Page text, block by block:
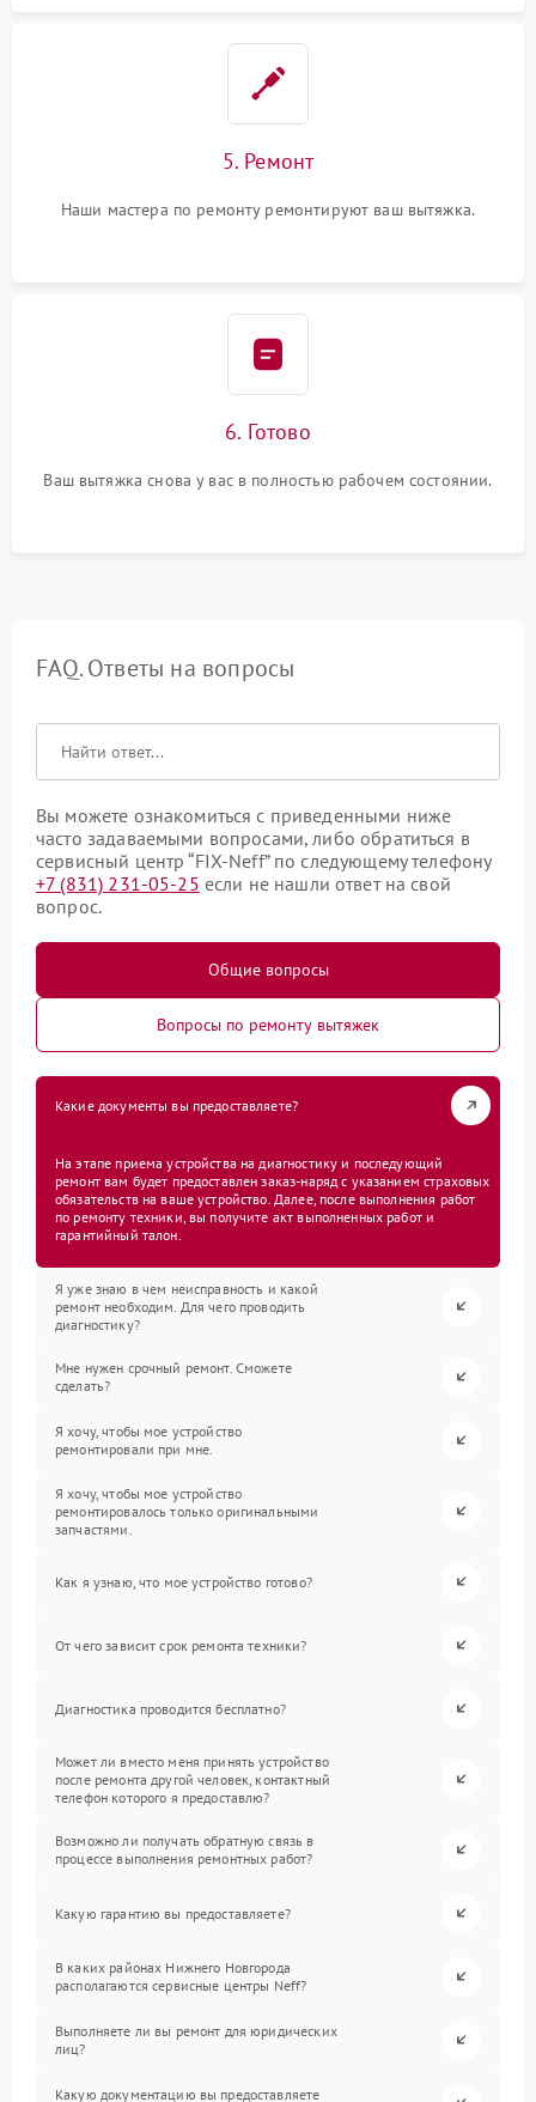
5. Ремонт
Наши мастера по ремонту ремонтируют ваш вытяжка.
6. Готово
Ваш вытяжка снова у вас в полностью рабочем состоянии.
FAQ. Ответы на вопросы
Вы можете ознакомиться с приведенными ниже
часто задаваемыми вопросами, либо обратиться в
сервисный центр “FIX-Neff” по следующему телефону
+7 (831) 231-05-25 если не нашли ответ на свой
вопрос.
Общие вопросы
Вопросы по ремонту вытяжек
Какие документы вы предоставляете?
На этапе приема устройства на диагностику и последующий
ремонт вам будет предоставлен заказ-наряд с указанием страховых
обязательств на ваше устройство. Далее, после выполнения работ
по ремонту техники, вы получите акт выполненных работ и
гарантийный талон.
Я уже знаю в чем неисправность и какой
ремонт необходим. Для чего проводить
диагностику?
Мне нужен срочный ремонт. Сможете
сделать?
Я хочу, чтобы мое устройство
ремонтировали при мне.
Я хочу, чтобы мое устройство
ремонтировалось только оригинальными
запчастями.
Как я узнаю, что мое устройство готово?
От чего зависит срок ремонта техники?
Диагностика проводится бесплатно?
Может ли вместо меня принять устройство
после ремонта другой человек, контактный
телефон которого я предоставлю?
Возможно ли получать обратную связь в
процессе выполнения ремонтных работ?
Какую гарантию вы предоставляете?
В каких районах Нижнего Новгорода
располагаются сервисные центры Neff?
Выполняете ли вы ремонт для юридических
лиц?
Какую документацию вы предоставляете